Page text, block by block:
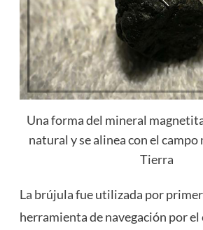
Una forma del mineral
natural y se alinea con el campo
Tierra
La brújula fue utilizada por
herramienta de navegación por